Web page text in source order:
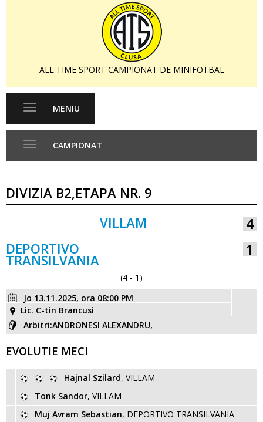
ALL TIME SPORT CAMPIONAT DE MINIFOTBAL
Toggle
MENIU
CAMPIONAT
DIVIZIA B2,ETAPA NR. 9
VILLAM
4
1
DEPORTIVO
TRANSILVANIA
(4 - 1)
Jo 13.11.2025, ora 08:00 PM
Lic. C-tin Brancusi
Arbitri:ANDRONESI ALEXANDRU,
EVOLUTIE MECI
Hajnal Szilard, VILLAM
Tonk Sandor, VILLAM
Muj Avram Sebastian, DEPORTIVO TRANSILVANIA